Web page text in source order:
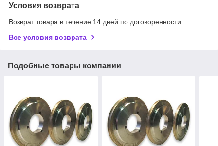
Условия возврата
Возврат товара в течение 14 дней по договоренности
Все условия возврата
Подобные товары компании